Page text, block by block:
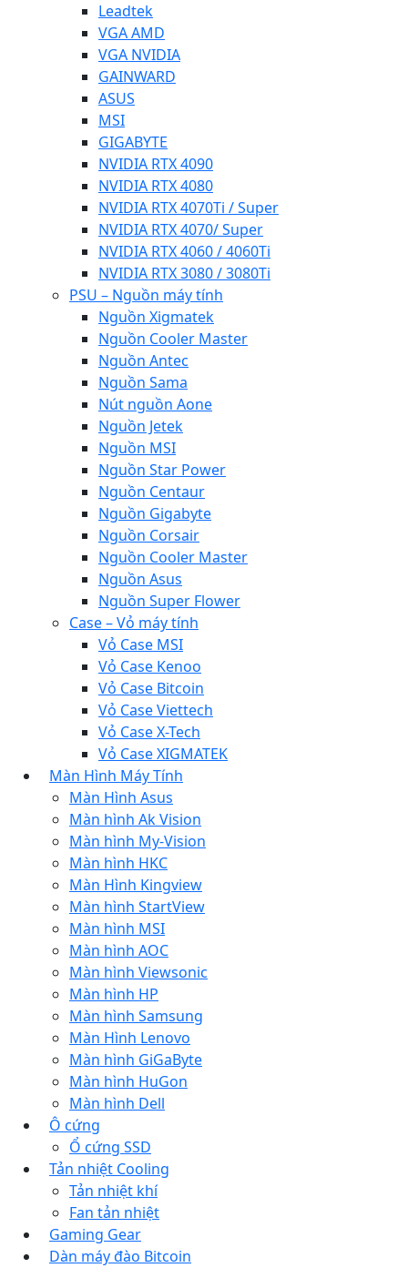
Leadtek
VGA AMD
VGA NVIDIA
GAINWARD
ASUS
MSI
GIGABYTE
NVIDIA RTX 4090
NVIDIA RTX 4080
NVIDIA RTX 4070Ti / Super
NVIDIA RTX 4070/ Super
NVIDIA RTX 4060 / 4060Ti
NVIDIA RTX 3080 / 3080Ti
PSU – Nguồn máy tính
Nguồn Xigmatek
Nguồn Cooler Master
Nguồn Antec
Nguồn Sama
Nút nguồn Aone
Nguồn Jetek
Nguồn MSI
Nguồn Star Power
Nguồn Centaur
Nguồn Gigabyte
Nguồn Corsair
Nguồn Cooler Master
Nguồn Asus
Nguồn Super Flower
Case – Vỏ máy tính
Vỏ Case MSI
Vỏ Case Kenoo
Vỏ Case Bitcoin
Vỏ Case Viettech
Vỏ Case X-Tech
Vỏ Case XIGMATEK
Màn Hình Máy Tính
Màn Hình Asus
Màn hình Ak Vision
Màn hình My-Vision
Màn hình HKC
Màn Hình Kingview
Màn hình StartView
Màn hình MSI
Màn hình AOC
Màn hình Viewsonic
Màn hình HP
Màn hình Samsung
Màn Hình Lenovo
Màn hình GiGaByte
Màn hình HuGon
Màn hình Dell
Ô cứng
Ổ cứng SSD
Tản nhiệt Cooling
Tản nhiệt khí
Fan tản nhiệt
Gaming Gear
Dàn máy đào Bitcoin